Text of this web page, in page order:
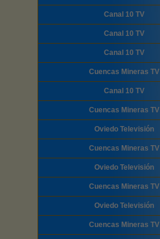
Canal 10 TV
Canal 10 TV
Canal 10 TV
Cuencas Mineras TV
Canal 10 TV
Cuencas Mineras TV
Oviedo Televisión
Cuencas Mineras TV
Oviedo Televisión
Cuencas Mineras TV
Oviedo Televisión
Cuencas Mineras TV